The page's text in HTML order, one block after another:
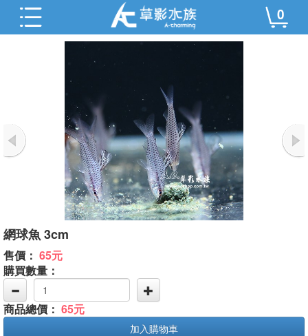
0
網球魚 3cm
售價： 65元
購買數量：
商品總價： 65元
加入購物車